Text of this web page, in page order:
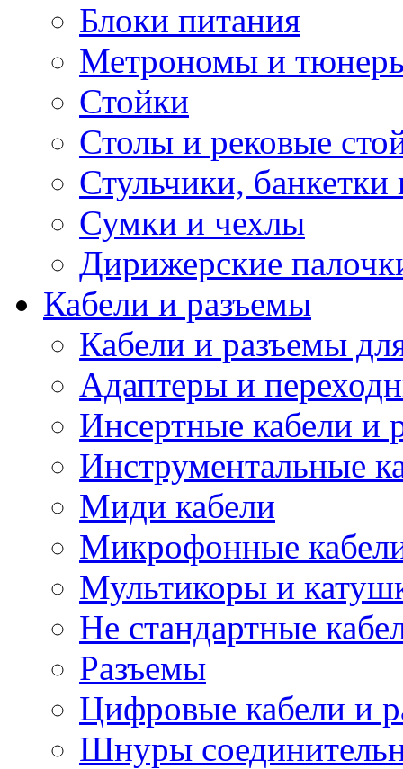
Блоки питания
Метрономы и
Стойки
Столы и рековые
Стульчики, банкетки
Сумки и чехлы
Дирижерские
Кабели и разъемы
Кабели и разъемы
Адаптеры и
Инсертные кабели и
Инструментальные
Миди кабели
Микрофонные
Мультикоры и
Не стандартные
Разъемы
Цифровые кабели и
Шнуры